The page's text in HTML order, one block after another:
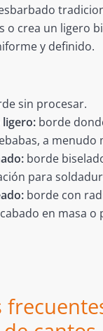
o crea un ligero
y definido.
sin procesar.
ligero:borde
a menudo
borde
para
borde con
en masa o